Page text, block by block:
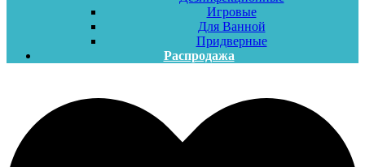
Игровые
Для Ванной
Придверные
Распродажа